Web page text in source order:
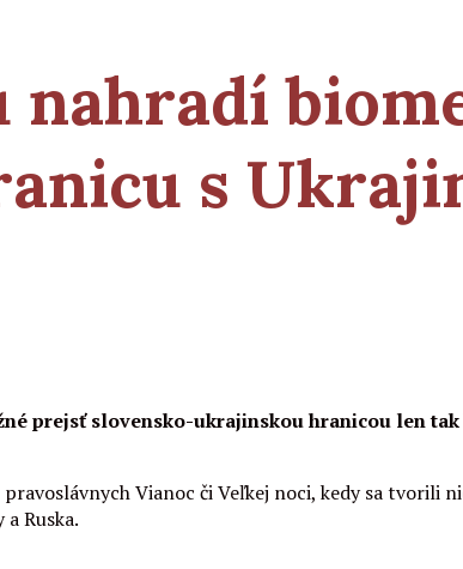
s
prejsť slovensko-ukrajinskou hranicou len
Vianoc či Veľkej noci, kedy sa
Ruska.